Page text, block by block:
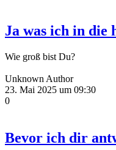
Ja was ich in die
Wie groß bist Du?
Unknown Author
23. Mai 2025 um 09:30
0
Bevor ich dir